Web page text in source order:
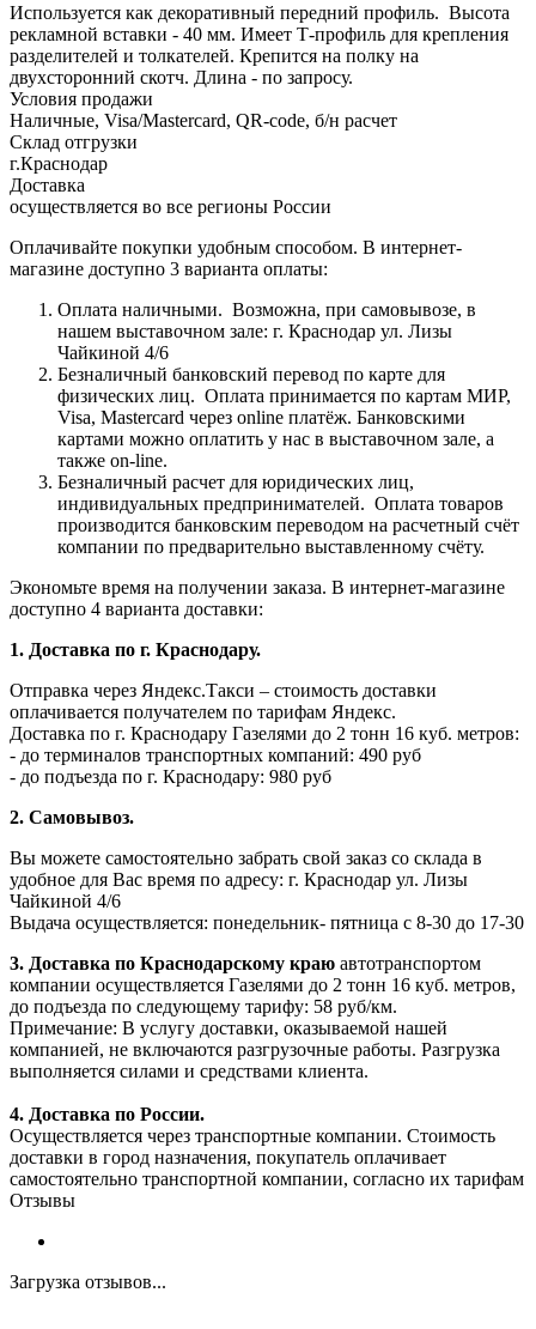
Используется как декоративный передний профиль. Высота
рекламной вставки - 40 мм. Имеет Т-профиль для крепления
разделителей и толкателей. Крепится на полку на
двухсторонний скотч. Длина - по запросу.
Условия продажи
Наличные, Visa/Mastercard, QR-code, б/н расчет
Склад отгрузки
г.Краснодар
Доставка
осуществляется во все регионы России
Оплачивайте покупки удобным способом. В интернет-
магазине доступно 3 варианта оплаты:
Оплата наличными. Возможна, при самовывозе, в
нашем выставочном зале: г. Краснодар ул. Лизы
Чайкиной 4/6
Безналичный банковский перевод по карте для
физических лиц. Оплата принимается по картам МИР,
Visa, Mastercard через online платёж. Банковскими
картами можно оплатить у нас в выставочном зале, а
также on-line.
Безналичный расчет для юридических лиц,
индивидуальных предпринимателей. Оплата товаров
производится банковским переводом на расчетный счёт
компании по предварительно выставленному счёту.
Экономьте время на получении заказа. В интернет-магазине
доступно 4 варианта доставки:
1. Доставка по г. Краснодару.
Отправка через Яндекс.Такси – стоимость доставки
оплачивается получателем по тарифам Яндекс.
Доставка по г. Краснодару Газелями до 2 тонн 16 куб. метров:
- до терминалов транспортных компаний: 490 руб
- до подъезда по г. Краснодару: 980 руб
2. Самовывоз.
Вы можете самостоятельно забрать свой заказ со склада в
удобное для Вас время по адресу: г. Краснодар ул. Лизы
Чайкиной 4/6
Выдача осуществляется: понедельник- пятница с 8-30 до 17-30
3. Доставка по Краснодарскому краю автотранспортом
компании осуществляется Газелями до 2 тонн 16 куб. метров,
до подъезда по следующему тарифу: 58 руб/км.
Примечание: В услугу доставки, оказываемой нашей
компанией, не включаются разгрузочные работы. Разгрузка
выполняется силами и средствами клиента.
4. Доставка по России.
Осуществляется через транспортные компании. Стоимость
доставки в город назначения, покупатель оплачивает
самостоятельно транспортной компании, согласно их тарифам
Отзывы
Загрузка отзывов...